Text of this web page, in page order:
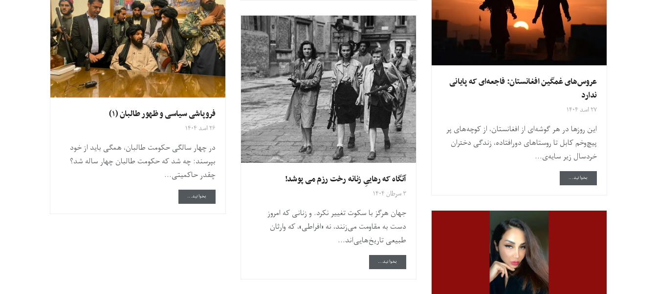
عروس‌های غمگین افغانستان: فاجعه‌ای که پایانی
ندارد
۲۷ اسد ۱۴۰۴
این روزها در هر گوشه‌ای از افغانستان، از کوچه‌های پر
پیچ‌وخم کابل تا روستاهای دورافتاده، زندگی دختران
خردسال زیر سایه‌ی...
بخوانید...
فروپاشی سیاسی و ظهور طالبان (۱)
۲۶ اسد ۱۴۰۴
در چهار سالگی حکومت طالبان، همگی باید از خود
بپرسند: چه شد که حکومت طالبان چهار ساله شد؟
چقدر حاکمیتی...
بخوانید...
آنگاه که رهاییِ زنانه رخت رزم می پوشد!
۳ سرطان ۱۴۰۴
جهان هرگز با سکوت تغییر نکرد. و زنانی که امروز
دست به مقاومت می‌زنند، نه «افراطی»، که وارثان
طبیعی تاریخ‌هایی‌اند...
بخوانید...